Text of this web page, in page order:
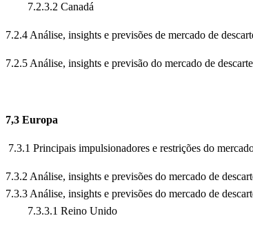
7.2.3.2 Canadá
7.2.4 Análise, insights e previsões de mercado de
7.2.5 Análise, insights e previsão do mercado de
7,3 Europa
7.3.1 Principais impulsionadores e restrições do
7.3.2 Análise, insights e previsões do mercado de
7.3.3 Análise, insights e previsões do mercado de
7.3.3.1 Reino Unido